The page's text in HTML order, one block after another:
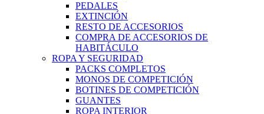
PEDALES
EXTINCIÓN
RESTO DE ACCESORIOS
COMPRA DE ACCESORIOS DE
HABITÁCULO
ROPA Y SEGURIDAD
PACKS COMPLETOS
MONOS DE COMPETICIÓN
BOTINES DE COMPETICIÓN
GUANTES
ROPA INTERIOR